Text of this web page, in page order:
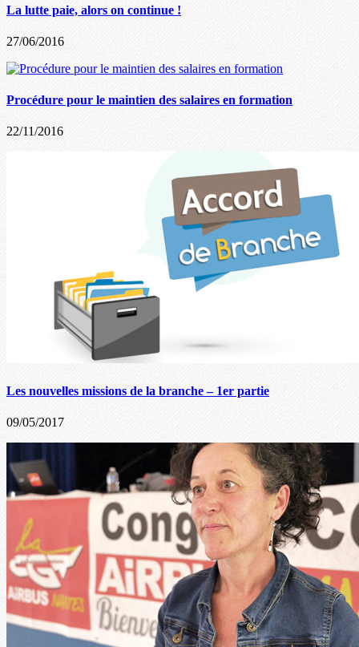
La lutte paie, alors on continue !
27/06/2016
Procédure pour le maintien des salaires en formation
22/11/2016
Les nouvelles missions de la branche – 1er partie
09/05/2017